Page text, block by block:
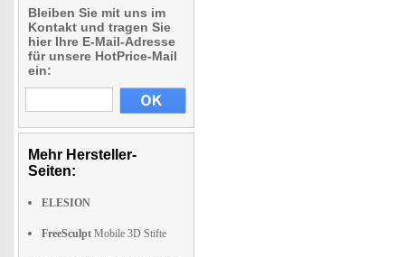
Bleiben Sie mit uns im
Kontakt und tragen Sie
hier Ihre E-Mail-Adresse
für unsere HotPrice-Mail
ein:
Mehr Hersteller-
Seiten:
ELESION
FreeSculpt Mobile 3D Stifte